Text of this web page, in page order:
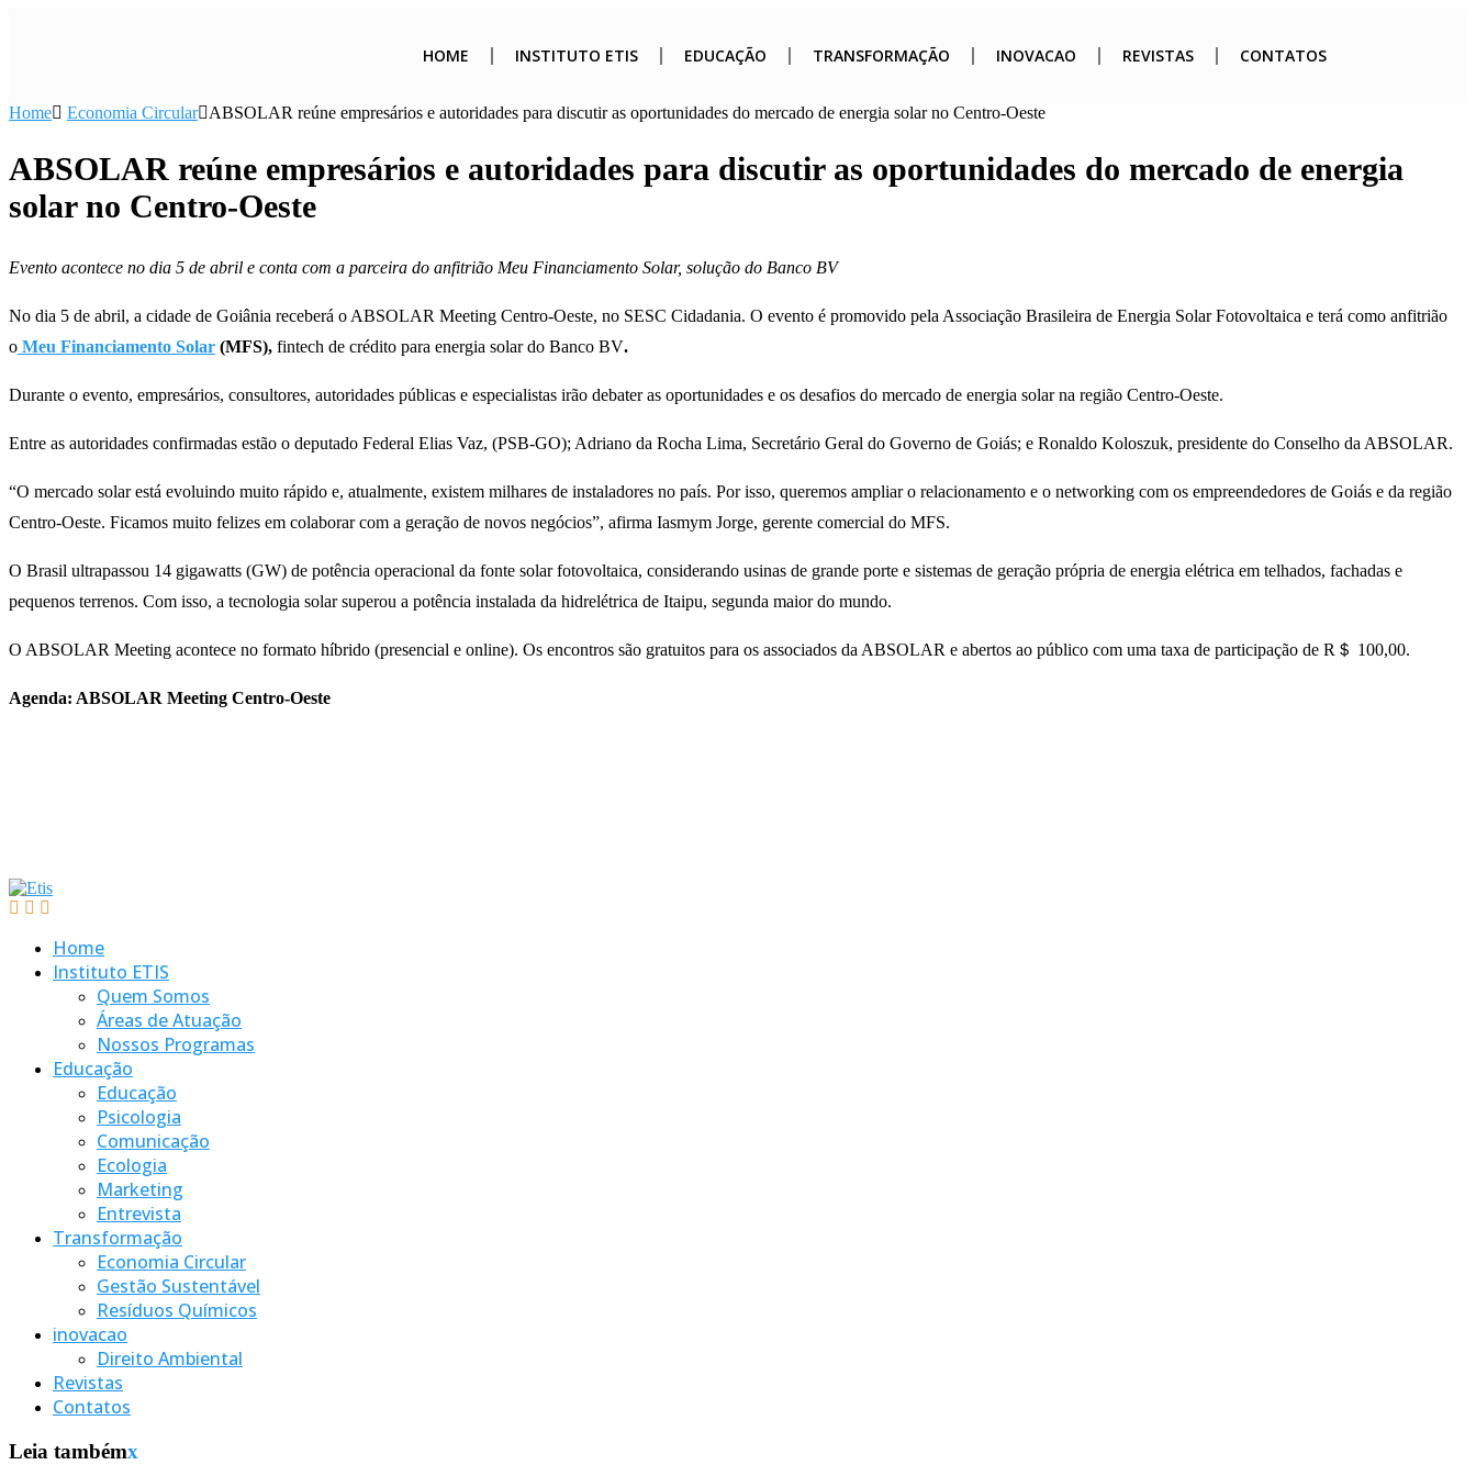
HOME INSTITUTO ETIS EDUCAÇÃO TRANSFORMAÇÃO INOVACAO REVISTAS CONTATOS
Home Economia Circular ABSOLAR reúne empresários e autoridades para discutir as oportunidades do mercado de energia solar no Centro-Oeste
ABSOLAR reúne empresários e autoridades para discutir as oportunidades do mercado de energia
solar no Centro-Oeste
Evento acontece no dia 5 de abril e conta com a parceira do anfitrião Meu Financiamento Solar, solução do Banco BV
No dia 5 de abril, a cidade de Goiânia receberá o ABSOLAR Meeting Centro-Oeste, no SESC Cidadania. O evento é promovido pela Associação Brasileira de Energia Solar Fotovoltaica e terá como anfitrião
o Meu Financiamento Solar (MFS), fintech de crédito para energia solar do Banco BV.
Durante o evento, empresários, consultores, autoridades públicas e especialistas irão debater as oportunidades e os desafios do mercado de energia solar na região Centro-Oeste.
Entre as autoridades confirmadas estão o deputado Federal Elias Vaz, (PSB-GO); Adriano da Rocha Lima, Secretário Geral do Governo de Goiás; e Ronaldo Koloszuk, presidente do Conselho da ABSOLAR.
“O mercado solar está evoluindo muito rápido e, atualmente, existem milhares de instaladores no país. Por isso, queremos ampliar o relacionamento e o networking com os empreendedores de Goiás e da região
Centro-Oeste. Ficamos muito felizes em colaborar com a geração de novos negócios”, afirma Iasmym Jorge, gerente comercial do MFS.
O Brasil ultrapassou 14 gigawatts (GW) de potência operacional da fonte solar fotovoltaica, considerando usinas de grande porte e sistemas de geração própria de energia elétrica em telhados, fachadas e
pequenos terrenos. Com isso, a tecnologia solar superou a potência instalada da hidrelétrica de Itaipu, segunda maior do mundo.
O ABSOLAR Meeting acontece no formato híbrido (presencial e online). Os encontros são gratuitos para os associados da ABSOLAR e abertos ao público com uma taxa de participação de R＄ 100,00.
Agenda: ABSOLAR Meeting Centro-Oeste
Home
Instituto ETIS
Quem Somos
Áreas de Atuação
Nossos Programas
Educação
Educação
Psicologia
Comunicação
Ecologia
Marketing
Entrevista
Transformação
Economia Circular
Gestão Sustentável
Resíduos Químicos
inovacao
Direito Ambiental
Revistas
Contatos
Leia tambémx